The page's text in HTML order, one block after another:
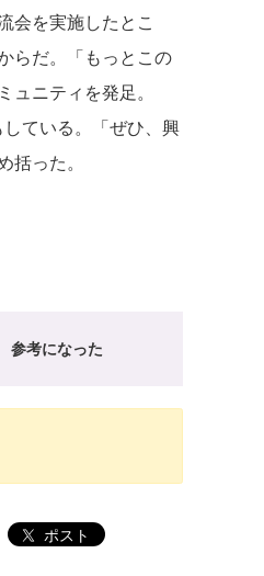
会を実施したとこ
らだ。「もっとこの
ニティを発足。
ている。「ぜひ、興
った。
参考になった
ポスト